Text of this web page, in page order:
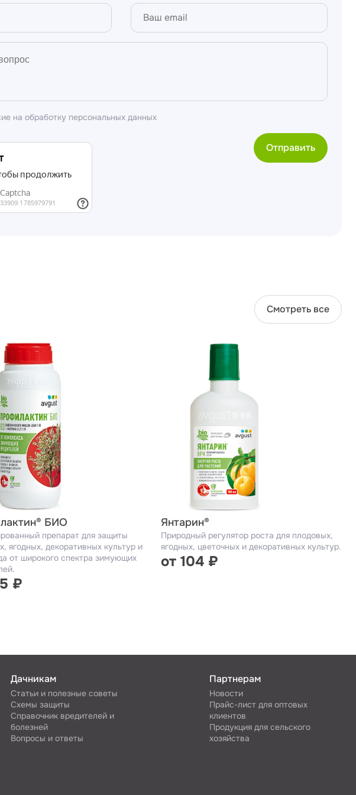
на обработку персональных данных
Отправить
Смотреть все
БИО
препарат для защиты
ягодных, декоративных культур и
от широкого спектра зимующих
₽
Янтарин®
Природный регулятор роста для плодовых,
ягодных, цветочных и декоративных культур.
от 104 ₽
Дачникам
Статьи и полезные советы
Схемы защиты
Справочник вредителей и
болезней
Вопросы и ответы
Партнерам
Новости
Прайс-лист для оптовых
клиентов
Продукция для сельского
хозяйства